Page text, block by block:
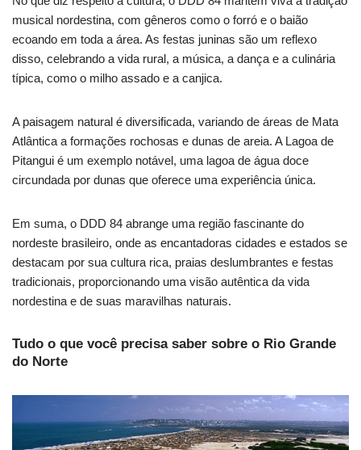
musical nordestina, com gêneros como o forró e o baião
ecoando em toda a área. As festas juninas são um reflexo
disso, celebrando a vida rural, a música, a dança e a culinária
típica, como o milho assado e a canjica.
A paisagem natural é diversificada, variando de áreas de Mata
Atlântica a formações rochosas e dunas de areia. A Lagoa de
Pitangui é um exemplo notável, uma lagoa de água doce
circundada por dunas que oferece uma experiência única.
Em suma, o DDD 84 abrange uma região fascinante do
nordeste brasileiro, onde as encantadoras cidades e estados se
destacam por sua cultura rica, praias deslumbrantes e festas
tradicionais, proporcionando uma visão autêntica da vida
nordestina e de suas maravilhas naturais.
Tudo o que você precisa saber sobre o Rio Grande
do Norte